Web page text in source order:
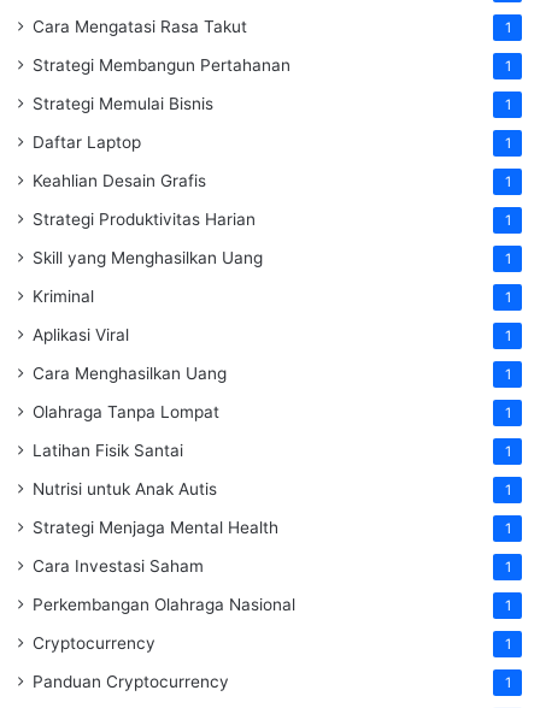
Cara Mengatasi Rasa Takut 1
Strategi Membangun Pertahanan 1
Strategi Memulai Bisnis 1
Daftar Laptop 1
Keahlian Desain Grafis 1
Strategi Produktivitas Harian 1
Skill yang Menghasilkan Uang 1
Kriminal 1
Aplikasi Viral 1
Cara Menghasilkan Uang 1
Olahraga Tanpa Lompat 1
Latihan Fisik Santai 1
Nutrisi untuk Anak Autis 1
Strategi Menjaga Mental Health 1
Cara Investasi Saham 1
Perkembangan Olahraga Nasional 1
Cryptocurrency 1
Panduan Cryptocurrency 1